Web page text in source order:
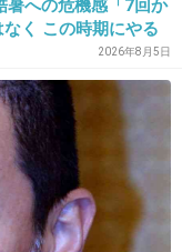
とは思わなか
暑への危機感「7回か
く この時期にやる
ないか 命の危険があ
と」
2026年8月5日